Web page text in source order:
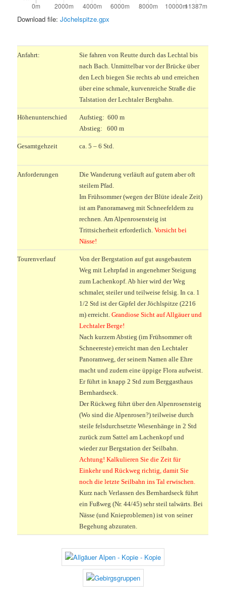
Download file:Jöchelspitze.gpx
Anfahrt:
Sie fahren von Reutte durch das Lechtal bis
nach Bach. Unmittelbar vor der Brücke über
den Lech biegen Sie rechts ab und erreichen
über eine schmale, kurvenreiche Straße die
Talstation der Lechtaler Bergbahn.
Höhenunterschied
Aufstieg: 600 m
Abstieg: 600 m
Gesamtgehzeit ca. 5 – 6 Std.
Anforderungen
Die Wanderung verläuft auf gutem aber oft
steilem Pfad.
Im Frühsommer (wegen der Blüte ideale Zeit)
ist am Panoramaweg mit Schneefeldern zu
rechnen. Am Alpenrosensteig ist
Trittsicherheit erforderlich.Vorsicht bei
Nässe!
Tourenverlauf
Von der Bergstation auf gut ausgebautem
Weg mit Lehrpfad in angenehmer Steigung
zum Lachenkopf. Ab hier wird der Weg
schmaler, steiler und teilweise felsig. In ca. 1
1/2 Std ist der Gipfel der Jöchlspitze (2216
m) erreicht.Grandiose Sicht auf Allgäuer und
Lechtaler Berge!
Nach kurzem Abstieg (im Frühsommer oft
Schneereste) erreicht man den Lechtaler
Panoramweg, der seinem Namen alle Ehre
macht und zudem eine üppige Flora aufweist.
Er führt in knapp 2 Std zum Berggasthaus
Bernhardseck.
Der Rückweg führt über den Alpenrosensteig
(Wo sind die Alpenrosen?) teilweise durch
steile felsdurchsetzte Wiesenhänge in 2 Std
zurück zum Sattel am Lachenkopf und
wieder zur Bergstation der Seilbahn.
Achtung! Kalkulieren Sie die Zeit für
Einkehr und Rückweg richtig, damit Sie
noch die letzte Seilbahn ins Tal erwischen.
Kurz nach Verlassen des Bernhardseck führt
ein Fußweg (Nr. 44/45) sehr steil talwärts. Bei
Nässe (und Knieproblemen) ist von seiner
Begehung abzuraten.